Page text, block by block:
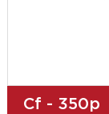
Cf - 350p